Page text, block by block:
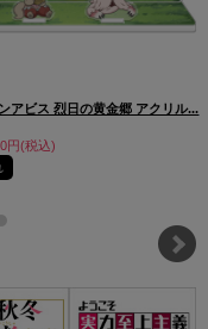
アビス 烈日の黄金郷 アクリル...
円(税込)